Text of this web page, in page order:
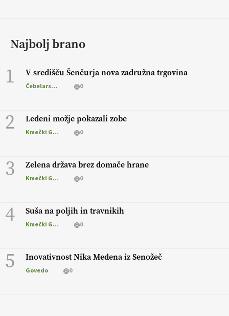
Najbolj brano
1 V središču Šenčurja nova zadružna trgovina
Čebelarstvo 0
2 Ledeni možje pokazali zobe
Kmečki Glas 0
3 Zelena država brez domače hrane
Kmečki Glas 0
4 Suša na poljih in travnikih
Kmečki Glas 0
5 Inovativnost Nika Medena iz Senožeč
Govedo 0